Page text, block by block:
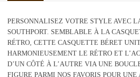
PERSONNALISEZ VOTRE STYLE AVEC
SOUTHPORT. SEMBLABLE À LA
RÉTRO, CETTE CASQUETTE BÉRET
HARMONIEUSEMENT LE RÉTRO ET
D’UN CÔTÉ À L’AUTRE VIA UNE
FIGURE PARMI NOS FAVORIS POUR